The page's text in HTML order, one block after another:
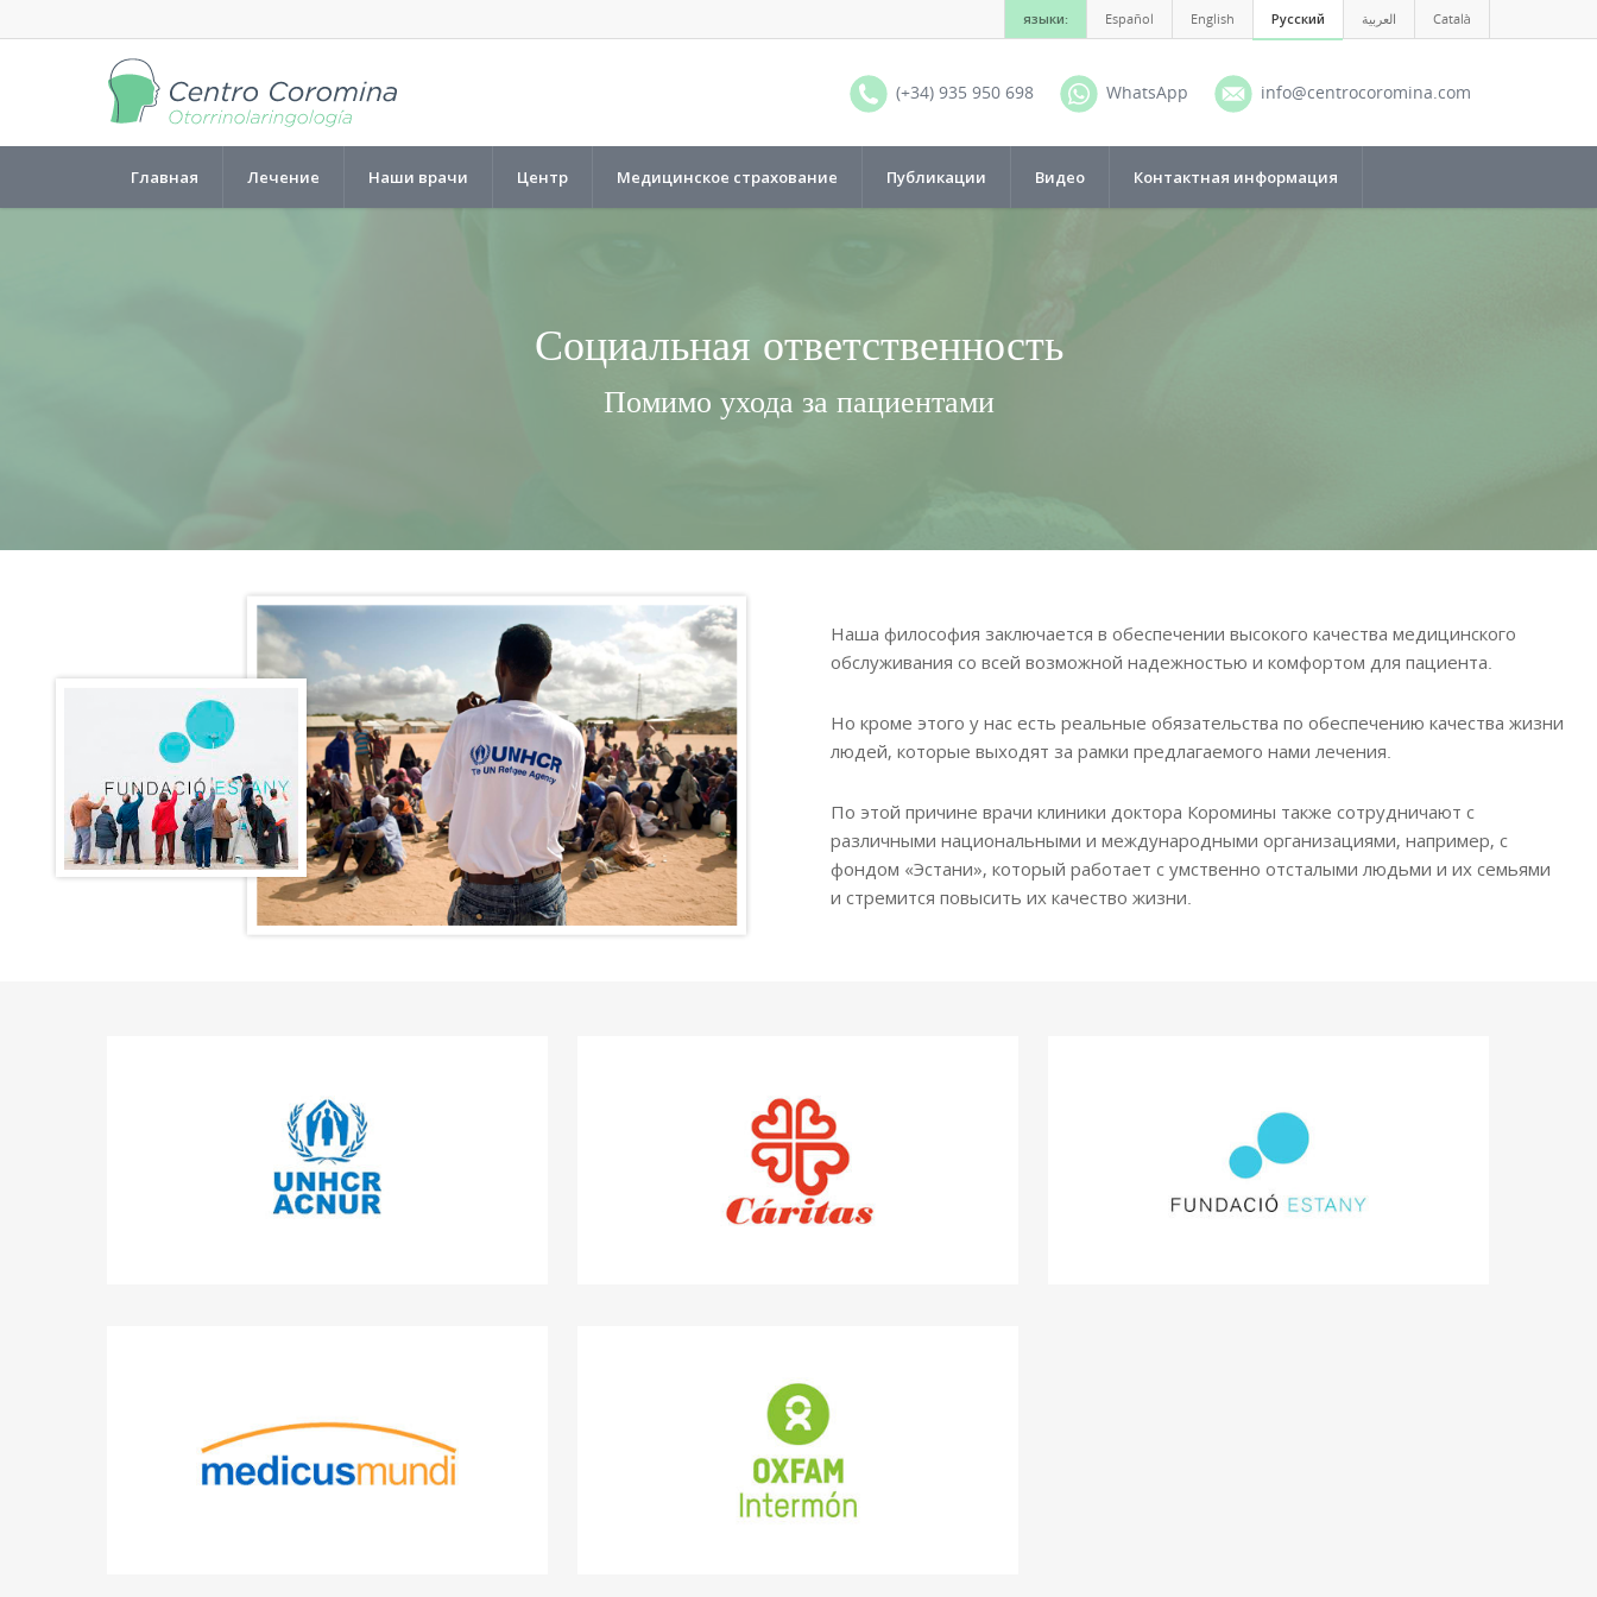
языки: Español English Русский العربية Català
(+34) 935 950 698 WhatsApp info@centrocoromina.com
Главная Лечение Наши врачи Центр Медицинское страхование Публикации Видео Контактная информация
Социальная ответственность
Помимо ухода за пациентами
Наша философия заключается в обеспечении высокого качества медицинского
обслуживания со всей возможной надежностью и комфортом для пациента.
Но кроме этого у нас есть реальные обязательства по обеспечению качества жизни
людей, которые выходят за рамки предлагаемого нами лечения.
По этой причине врачи клиники доктора Коромины также сотрудничают с
различными национальными и международными организациями, например, с
фондом «Эстани», который работает с умственно отсталыми людьми и их семьями
и стремится повысить их качество жизни.